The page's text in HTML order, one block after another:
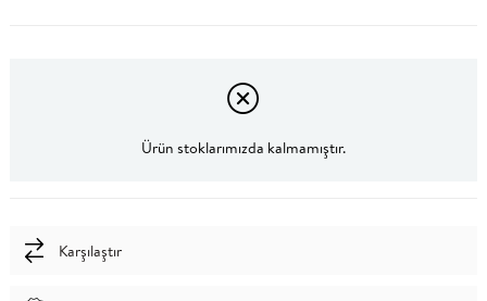
Ürün stoklarımızda kalmamıştır.
Karşılaştır